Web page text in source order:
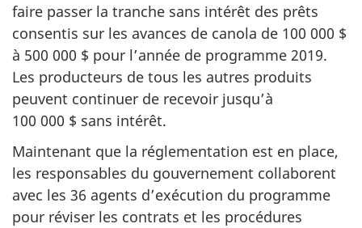
faire passer la tranche sans intérêt des prêts
consentis sur les avances de canola de 100 000 $
à 500 000 $ pour l’année de programme 2019.
Les producteurs de tous les autres produits
peuvent continuer de recevoir jusqu’à
100 000 $ sans intérêt.
Maintenant que la réglementation est en place,
les responsables du gouvernement collaborent
avec les 36 agents d’exécution du programme
pour réviser les contrats et les procédures